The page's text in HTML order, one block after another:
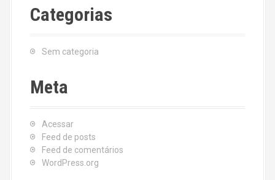
Categorias
Sem categoria
Meta
Acessar
Feed de posts
Feed de comentários
WordPress.org